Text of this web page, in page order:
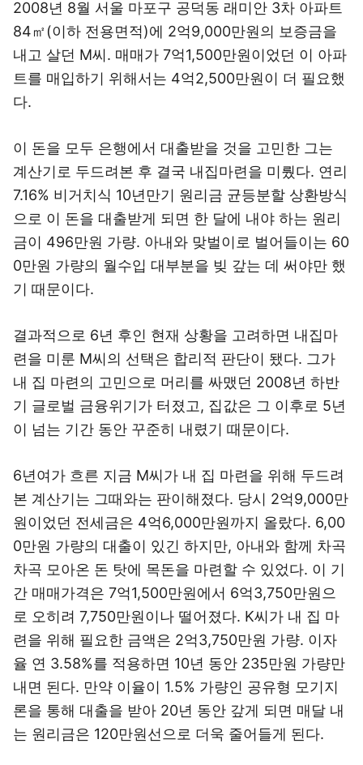
2008년 8월 서울 마포구 공덕동 래미안 3차 아파트
84㎡(이하 전용면적)에 2억9,000만원의 보증금을
내고 살던 M씨. 매매가 7억1,500만원이었던 이 아파
트를 매입하기 위해서는 4억2,500만원이 더 필요했
다.
이 돈을 모두 은행에서 대출받을 것을 고민한 그는
계산기로 두드려본 후 결국 내집마련을 미뤘다. 연리
7.16% 비거치식 10년만기 원리금 균등분할 상환방식
으로 이 돈을 대출받게 되면 한 달에 내야 하는 원리
금이 496만원 가량. 아내와 맞벌이로 벌어들이는 60
0만원 가량의 월수입 대부분을 빚 갚는 데 써야만 했
기 때문이다.
결과적으로 6년 후인 현재 상황을 고려하면 내집마
련을 미룬 M씨의 선택은 합리적 판단이 됐다. 그가
내 집 마련의 고민으로 머리를 싸맸던 2008년 하반
기 글로벌 금융위기가 터졌고, 집값은 그 이후로 5년
이 넘는 기간 동안 꾸준히 내렸기 때문이다.
6년여가 흐른 지금 M씨가 내 집 마련을 위해 두드려
본 계산기는 그때와는 판이해졌다. 당시 2억9,000만
원이었던 전세금은 4억6,000만원까지 올랐다. 6,00
0만원 가량의 대출이 있긴 하지만, 아내와 함께 차곡
차곡 모아온 돈 탓에 목돈을 마련할 수 있었다. 이 기
간 매매가격은 7억1,500만원에서 6억3,750만원으
로 오히려 7,750만원이나 떨어졌다. K씨가 내 집 마
련을 위해 필요한 금액은 2억3,750만원 가량. 이자
율 연 3.58%를 적용하면 10년 동안 235만원 가량만
내면 된다. 만약 이율이 1.5% 가량인 공유형 모기지
론을 통해 대출을 받아 20년 동안 갚게 되면 매달 내
는 원리금은 120만원선으로 더욱 줄어들게 된다.